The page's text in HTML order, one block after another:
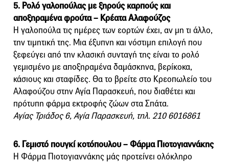
5. Ρολό γαλοπούλας με ξηρούς καρπούς και
αποξηραμένα φρούτα – Κρέατα Αλαφούζος
Η γαλοπούλα τις ημέρες των εορτών έχει, αν μη τι άλλο,
την τιμητική της. Μια έξυπνη και νόστιμη επιλογή που
ξεφεύγει από την κλασική συνταγή της είναι το ρολό
γεμισμένο με αποξηραμένα δαμάσκηνα, βερίκοκα,
κάσιους και σταφίδες. Θα το βρείτε στο Κρεοπωλείο του
Αλαφούζου στην Αγία Παρασκευή, που διαθέτει και
πρότυπη φάρμα εκτροφής ζώων στα Σπάτα.
Αγίας Τριάδος 6, Αγία Παρασκευή, τηλ. 210 6016861
6. Γεμιστό πουγκί κοτόπουλου – Φάρμα Πιοτογιαννάκης
Η Φάρμα Πιοτογιαννάκης μάς προτείνει ολόκληρο